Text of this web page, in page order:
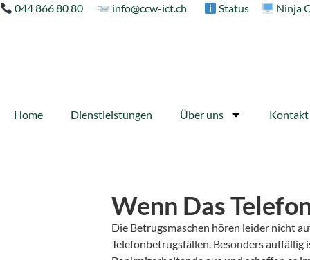
044 866 80 80 info@ccw-ict.ch Status Ninja
Home Dienstleistungen Über uns Kontakt
Wenn Das
Die Betrugsmaschen hören leider nicht
Telefonbetrugsfällen. Besonders auffällig